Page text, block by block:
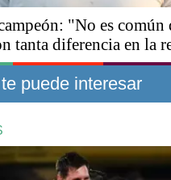
"No es común
tanta diferencia en la
puede interesar